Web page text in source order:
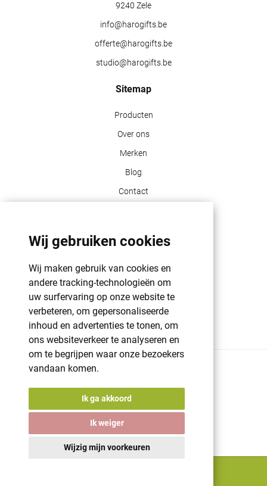
Wij gebruiken cookies
Wij maken gebruik van cookies en
andere tracking-technologieën om
uw surfervaring op onze website te
verbeteren, om gepersonaliseerde
inhoud en advertenties te tonen, om
ons websiteverkeer te analyseren en
om te begrijpen waar onze bezoekers
vandaan komen.
Ik ga akkoord
Ik weiger
Wijzig mijn voorkeuren
9240 Zele
info@harogifts.be
offerte@harogifts.be
studio@harogifts.be
Sitemap
Producten
Over ons
Merken
Blog
Contact
GDPR | PRIVACY POLICY | HAROGIFTS
PMS kleuren
Cookie beleid
Voorwaarden en bepalingen
Winkelwagen
Voorwaarden en bepalingen
Designed byNop-Templates.com